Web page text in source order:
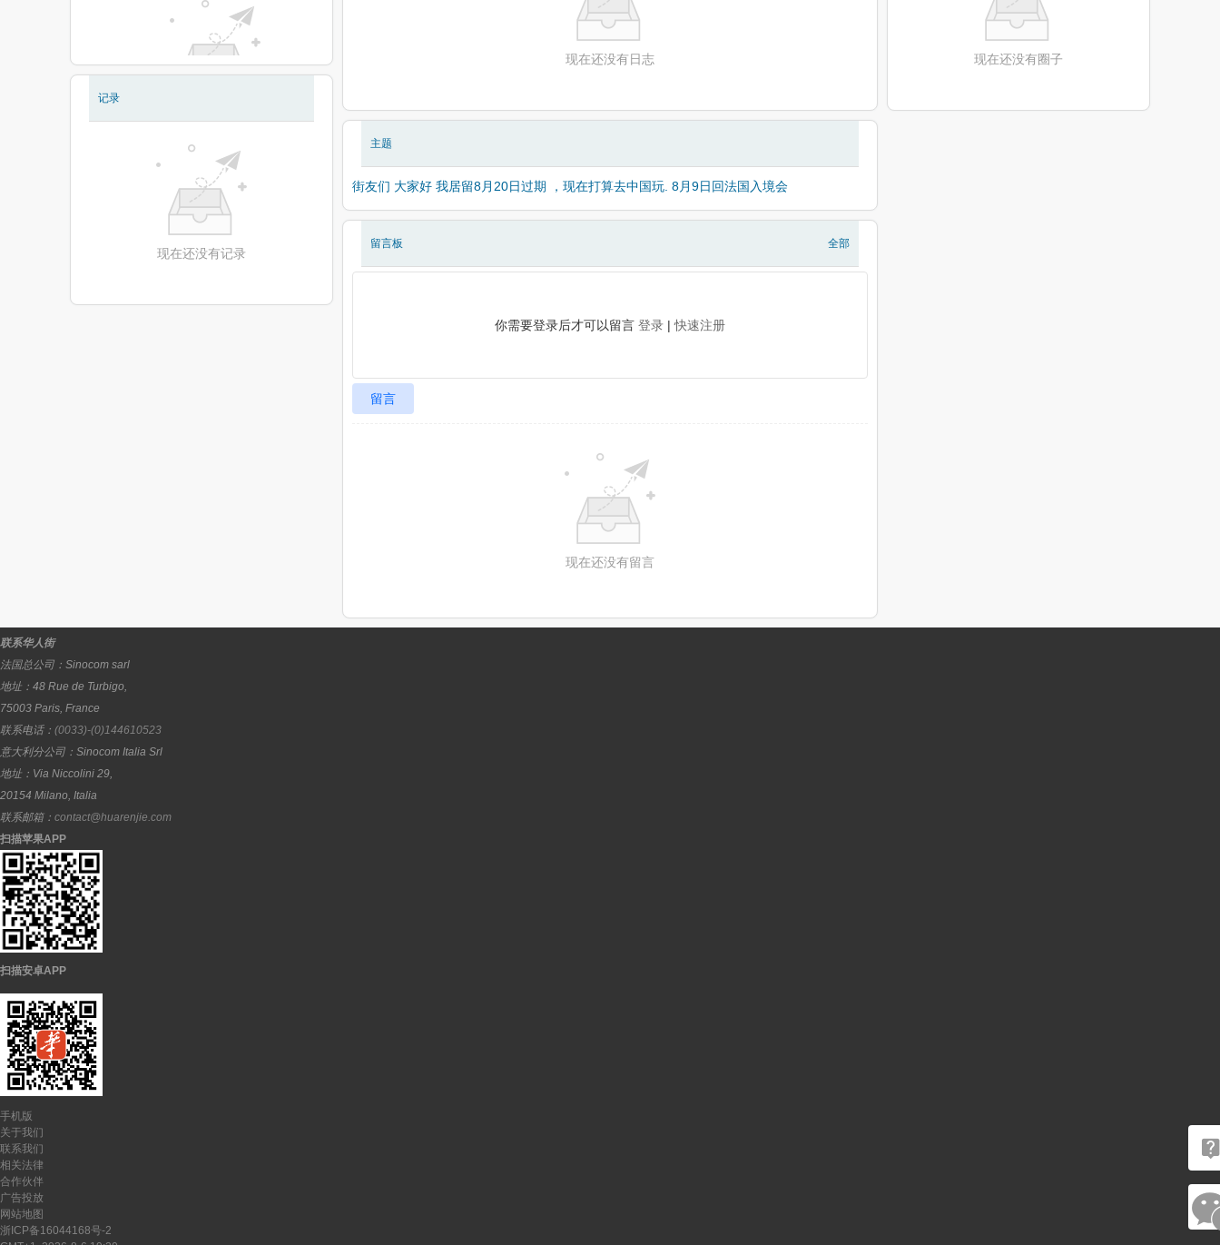
记录
现在还没有记录
现在还没有日志
主题
街友们 大家好 我居留8月20日过期 ，现在打算去中国玩. 8月9日回法国入境会
留言板 全部
你需要登录后才可以留言 登录 |快速注册
留言
现在还没有留言
现在还没有圈子
联系华人街
法国总公司： Sinocom sarl
地址： 48 Rue de Turbigo,
75003 Paris, France
联系电话： (0033)-(0)144610523
意大利分公司： Sinocom Italia Srl
地址： Via Niccolini 29,
20154 Milano, Italia
联系邮箱： contact@huarenjie.com
扫描苹果APP
扫描安卓APP
手机版
关于我们
联系我们
相关法律
合作伙伴
广告投放
网站地图
浙ICP备16044168号-2